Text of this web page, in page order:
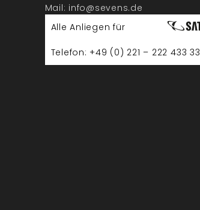
Mail: info@sevens.de
Alle Anliegen für
Telefon: +49 (0) 221 – 222 433 33